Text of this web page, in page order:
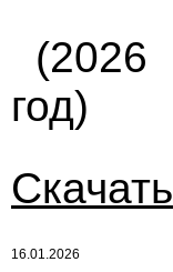
(2026
год)
Скачать
16.01.2026